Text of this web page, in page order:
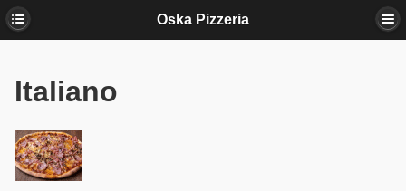
Oska Pizzeria
Italiano